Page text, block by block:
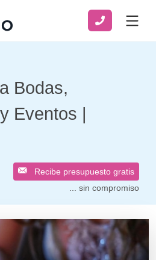
Bodas,
Eventos |
Recibe presupuesto gratis
... sin compromiso